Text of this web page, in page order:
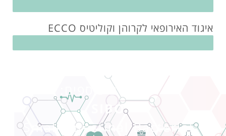
איגוד האירופאי לקרוהן וקוליטיס ECCO
שירותים נוספים:
SIBO
Small Intestinal Bacterial